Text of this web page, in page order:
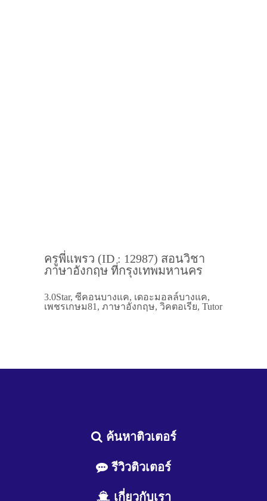
ครูพี่แพรว (ID : 12987) สอนวิชา
ภาษาอังกฤษ ที่กรุงเทพมหานคร
3.0Star, ซีคอนบางแค, เดอะมอลล์บางแค,
เพชรเกษม81, ภาษาอังกฤษ, วิคตอเรีย, Tutor
ค้นหาติวเตอร์
รีวิวติวเตอร์
เกี่ยวกับเรา